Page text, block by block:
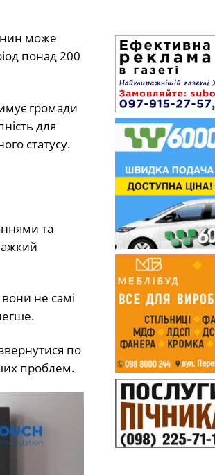
може
понад 200
громади
для
статусу.
та
не самі
по
проблем.